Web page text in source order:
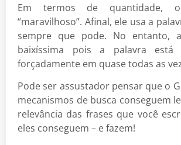
Em termos de quantidade,
“maravilhoso”. Afinal, ele usa a
sempre que pode. No entanto,
baixíssima pois a palavra está
forçadamente em quase todas as
Pode ser assustador pensar que o
mecanismos de busca conseguem
relevância das frases que você
eles conseguem – e fazem!